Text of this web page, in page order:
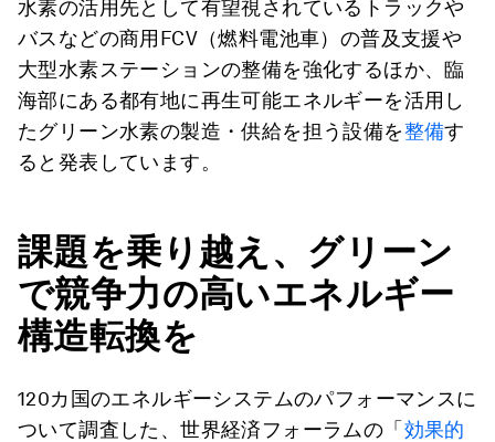
水素の活用先として有望視されているトラックや
バスなどの商用FCV（燃料電池車）の普及支援や
大型水素ステーションの整備を強化するほか、臨
海部にある都有地に再生可能エネルギーを活用し
たグリーン水素の製造・供給を担う設備を整備す
ると発表しています。
課題を乗り越え、グリーン
で競争力の高いエネルギー
構造転換を
120カ国のエネルギーシステムのパフォーマンスに
ついて調査した、世界経済フォーラムの「効果的